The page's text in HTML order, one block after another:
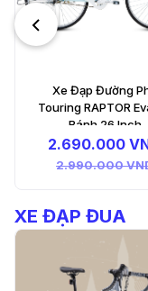
Xe Đạp Đường
Touring RAPTOR
Bánh 26 Inch
2.490.000
2.990.000
XE ĐẠP ĐUA